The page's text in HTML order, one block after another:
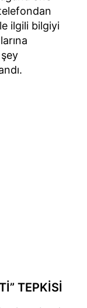
ilgili bilgiyi
TEPKİSİ